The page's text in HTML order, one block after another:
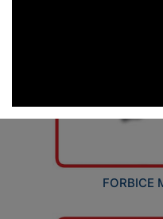
FORBICE